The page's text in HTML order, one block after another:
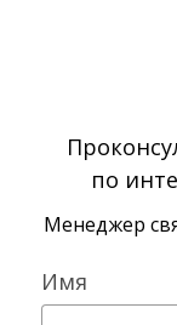
по
Менеджер
Имя